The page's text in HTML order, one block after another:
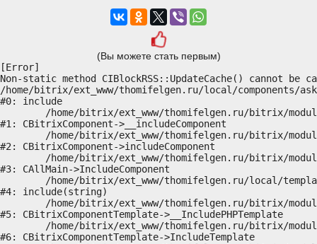
(Вы можете стать первым)
[Error]
Non-static method CIBlockRSS::UpdateCache() cannot
/home/bitrix/ext_www/thomifelgen.ru/local/components/
#0: include
#1: CBitrixComponent->__includeComponent
#2: CBitrixComponent->includeComponent
#3: CAllMain->IncludeComponent
#4: include(string)
#5: CBitrixComponentTemplate->__IncludePHPTemplate
#6: CBitrixComponentTemplate->IncludeTemplate